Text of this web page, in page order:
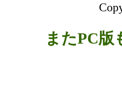
またPC版